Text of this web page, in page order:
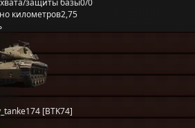
защиты базы0/0
километров2,75
[BTK74]